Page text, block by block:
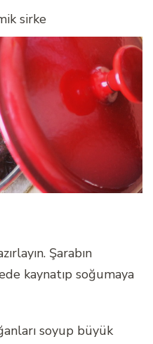
sirke
Şarabın
kaynatıp soğumaya
soyup büyük